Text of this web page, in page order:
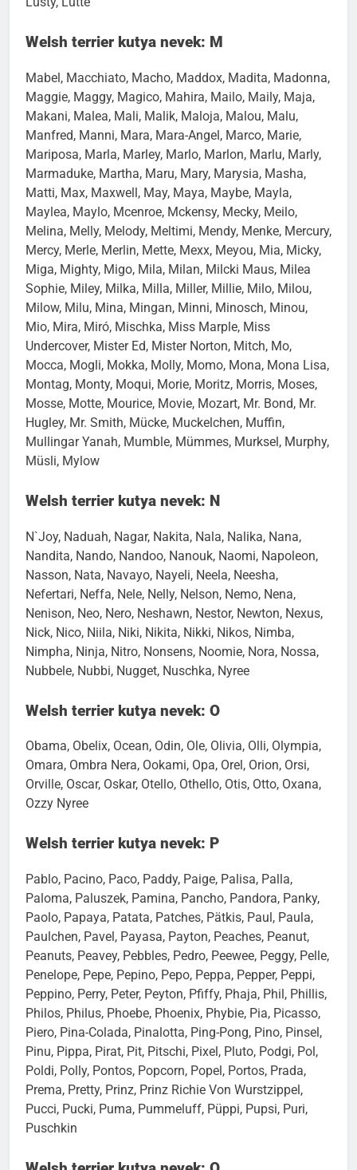
Mabel, Macchiato, Macho, Maddox, Madita, Madonna,
Maggie, Maggy, Magico, Mahira, Mailo, Maily, Maja,
Makani, Malea, Mali, Malik, Maloja, Malou, Malu,
Manfred, Manni, Mara, Mara-Angel, Marco, Marie,
Mariposa, Marla, Marley, Marlo, Marlon, Marlu, Marly,
Marmaduke, Martha, Maru, Mary, Marysia, Masha,
Matti, Max, Maxwell, May, Maya, Maybe, Mayla,
Maylea, Maylo, Mcenroe, Mckensy, Mecky, Meilo,
Melina, Melly, Melody, Meltimi, Mendy, Menke, Mercury,
Mercy, Merle, Merlin, Mette, Mexx, Meyou, Mia, Micky,
Miga, Mighty, Migo, Mila, Milan, Milcki Maus, Milea
Sophie, Miley, Milka, Milla, Miller, Millie, Milo, Milou,
Milow, Milu, Mina, Mingan, Minni, Minosch, Minou,
Mio, Mira, Miró, Mischka, Miss Marple, Miss
Undercover, Mister Ed, Mister Norton, Mitch, Mo,
Mocca, Mogli, Mokka, Molly, Momo, Mona, Mona Lisa,
Montag, Monty, Moqui, Morie, Moritz, Morris, Moses,
Mosse, Motte, Mourice, Movie, Mozart, Mr. Bond, Mr.
Hugley, Mr. Smith, Mücke, Muckelchen, Muffin,
Mullingar Yanah, Mumble, Mümmes, Murksel, Murphy,
N`Joy, Naduah, Nagar, Nakita, Nala, Nalika, Nana,
Nandita, Nando, Nandoo, Nanouk, Naomi, Napoleon,
Nasson, Nata, Navayo, Nayeli, Neela, Neesha,
Nefertari, Neffa, Nele, Nelly, Nelson, Nemo, Nena,
Nenison, Neo, Nero, Neshawn, Nestor, Newton, Nexus,
Nick, Nico, Niila, Niki, Nikita, Nikki, Nikos, Nimba,
Nimpha, Ninja, Nitro, Nonsens, Noomie, Nora, Nossa,
Welsh terrier kutya nevek: O
Obama, Obelix, Ocean, Odin, Ole, Olivia, Olli, Olympia,
Omara, Ombra Nera, Ookami, Opa, Orel, Orion, Orsi,
Orville, Oscar, Oskar, Otello, Othello, Otis, Otto, Oxana,
Pablo, Pacino, Paco, Paddy, Paige, Palisa, Palla,
Paloma, Paluszek, Pamina, Pancho, Pandora, Panky,
Paolo, Papaya, Patata, Patches, Pätkis, Paul, Paula,
Paulchen, Pavel, Payasa, Payton, Peaches, Peanut,
Peanuts, Peavey, Pebbles, Pedro, Peewee, Peggy, Pelle,
Penelope, Pepe, Pepino, Pepo, Peppa, Pepper, Peppi,
Peppino, Perry, Peter, Peyton, Pfiffy, Phaja, Phil, Phillis,
Philos, Philus, Phoebe, Phoenix, Phybie, Pia, Picasso,
Piero, Pina-Colada, Pinalotta, Ping-Pong, Pino, Pinsel,
Pinu, Pippa, Pirat, Pit, Pitschi, Pixel, Pluto, Podgi, Pol,
Poldi, Polly, Pontos, Popcorn, Popel, Portos, Prada,
Prema, Pretty, Prinz, Prinz Richie Von Wurstzippel,
Pucci, Pucki, Puma, Pummeluff, Püppi, Pupsi, Puri,